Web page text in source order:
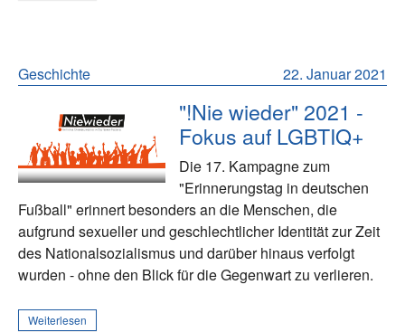
22. Januar 2021
Geschichte
"!Nie wieder" 2021 -
Fokus auf LGBTIQ+
Die 17. Kampagne zum
"Erinnerungstag in deutschen
Fußball" erinnert besonders an die Menschen, die
aufgrund sexueller und geschlechtlicher Identität zur Zeit
des Nationalsozialismus und darüber hinaus verfolgt
wurden - ohne den Blick für die Gegenwart zu verlieren.
Weiterlesen